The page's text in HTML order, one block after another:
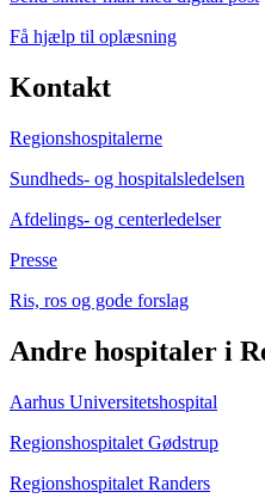
Få hjælp til oplæsning
Kontakt
Regionshospitalerne
Sundheds- og hospitalsledelsen
Afdelings- og centerledelser
Presse
Ris, ros og gode forslag
Andre hospitaler i
Aarhus Universitetshospital
Regionshospitalet Gødstrup
Regionshospitalet Randers